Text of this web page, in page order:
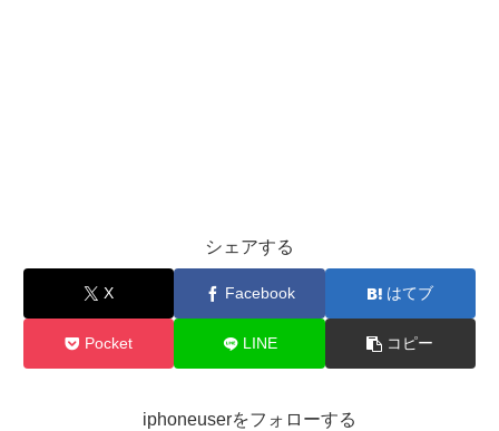
シェアする
X Facebook はてブ
Pocket LINE コピー
iphoneuserをフォローする